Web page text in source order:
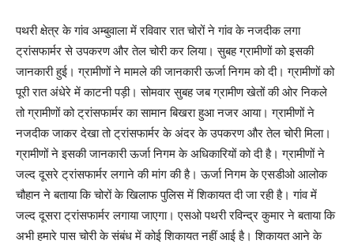
पथरी क्षेत्र के गांव अम्बुवाला में रविवार रात चोरों ने गांव के नजदीक लगा
ट्रांसफार्मर से उपकरण और तेल चोरी कर लिया। सुबह ग्रामीणों को इसकी
जानकारी हुई। ग्रामीणों ने मामले की जानकारी ऊर्जा निगम को दी। ग्रामीणों को
पूरी रात अंधेरे में काटनी पड़ी। सोमवार सुबह जब ग्रामीण खेतों की ओर निकले
तो ग्रामीणों को ट्रांसफार्मर का सामान बिखरा हुआ नजर आया। ग्रामीणों ने
नजदीक जाकर देखा तो ट्रांसफार्मर के अंदर के उपकरण और तेल चोरी मिला।
ग्रामीणों ने इसकी जानकारी ऊर्जा निगम के अधिकारियों को दी है। ग्रामीणों ने
जल्द दूसरे ट्रांसफार्मर लगाने की मांग की है। ऊर्जा निगम के एसडीओ आलोक
चौहान ने बताया कि चोरों के खिलाफ पुलिस में शिकायत दी जा रही है। गांव में
जल्द दूसरा ट्रांसफार्मर लगाया जाएगा। एसओ पथरी रविन्द्र कुमार ने बताया कि
अभी हमारे पास चोरी के संबंध में कोई शिकायत नहीं आई है। शिकायत आने के